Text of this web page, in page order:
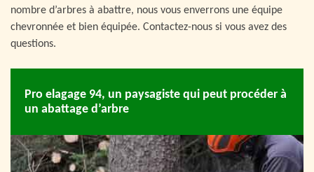
nombre d’arbres à abattre, nous vous enverrons une équipe
chevronnée et bien équipée. Contactez-nous si vous avez des
questions.
Pro elagage 94, un paysagiste qui peut procéder à
un abattage d’arbre